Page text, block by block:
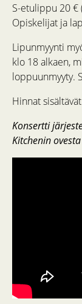
S-etulippu 20 €
Opiskelijat ja
Lipunmyynti
klo 18 alkaen,
loppuunmyyty.
Hinnat
Konsertti
Kitchenin